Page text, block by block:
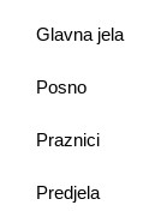
Glavna jela
Posno
Praznici
Predjela